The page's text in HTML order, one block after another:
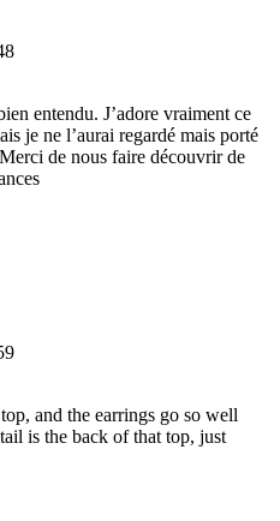
entendu. J’adore vraiment ce
je ne l’aurai regardé mais porté
de nous faire découvrir de
and the earrings go so well
is the back of that top, just